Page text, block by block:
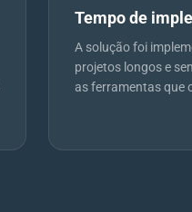
Tempo de
A solução foi
projetos longos e
as ferramentas que